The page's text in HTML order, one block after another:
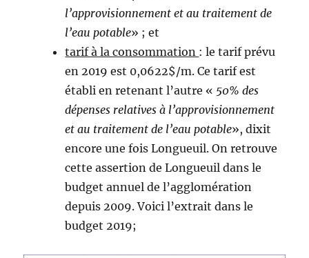
l’approvisionnement et au traitement de
l’eau potable» ; et
tarif à la consommation : le tarif prévu
en 2019 est 0,0622$/m. Ce tarif est
établi en retenant l’autre « 50% des
dépenses relatives à l’approvisionnement
et au traitement de l’eau potable», dixit
encore une fois Longueuil. On retrouve
cette assertion de Longueuil dans le
budget annuel de l’agglomération
depuis 2009. Voici l’extrait dans le
budget 2019;